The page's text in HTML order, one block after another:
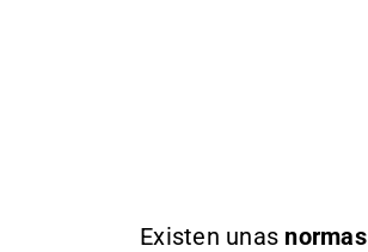
Existen unas normas